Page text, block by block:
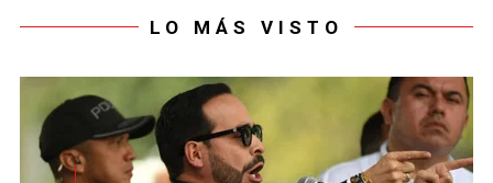
LO MÁS VISTO